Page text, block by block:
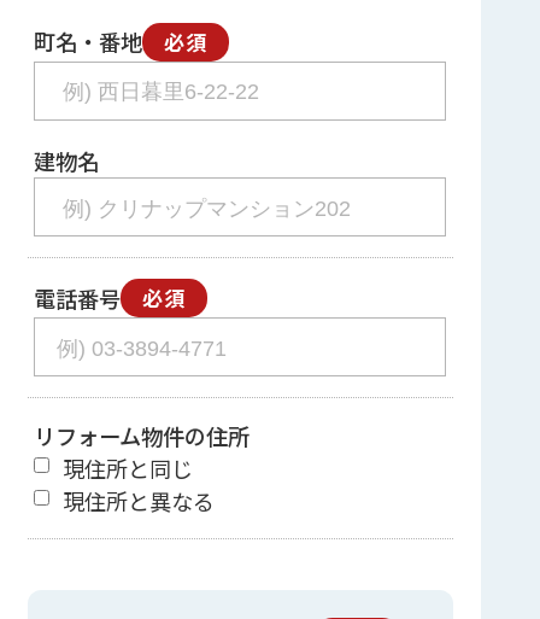
町名・番地 必須
建物名
電話番号 必須
リフォーム物件の住所
現住所と同じ
現住所と異なる